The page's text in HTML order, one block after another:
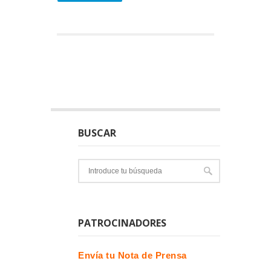
BUSCAR
PATROCINADORES
Envía tu Nota de Prensa